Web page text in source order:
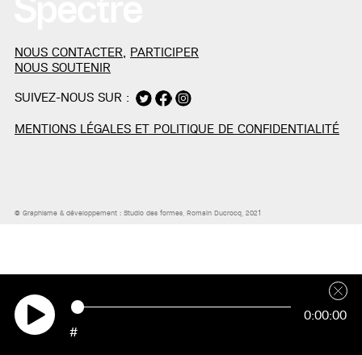
NOUS CONTACTER, PARTICIPER
NOUS SOUTENIR
SUIVEZ-NOUS SUR :
MENTIONS LÉGALES ET POLITIQUE DE CONFIDENTIALITÉ
© Graphisme & développement :Studio des formes , Romain Ducrocq, 2021
#
0:00:00